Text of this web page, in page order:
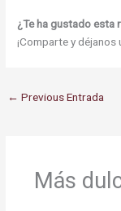
¿Te ha gustado esta
¡Comparte y déjanos
← Previous Entrada
Más